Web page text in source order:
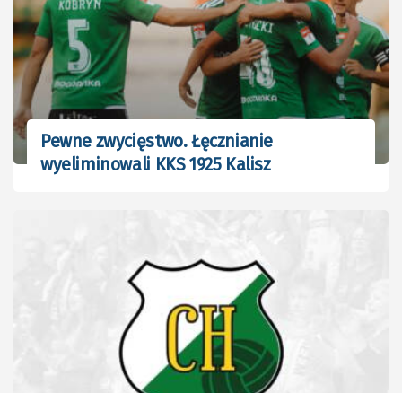
Pewne zwycięstwo. Łęcznianie
wyeliminowali KKS 1925 Kalisz